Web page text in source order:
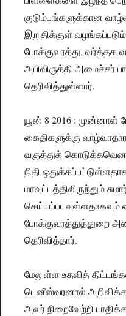
குடும்பங்களுக்கான
இறுதிக்குள்
போக்குவரத்து, வர்த்தக
அபிவிருத்தி அமைச்சர்
தெரிவித்துள்ளார்.
யூன் 8 2016 : முன்னாள்
கைதிகளுக்கு
வகுத்துக் கொடுக்கவென
நிதி
மாவட்டத்திலிருந்தும்
செய்யப்படவுள்ளதாகவும்
போக்குவரத்துத்துறை
தெரிவித்தார்.
மேலுள்ள உதவித்
டெனீஸ்வரனால்
அவர் நிறைவேற்றி